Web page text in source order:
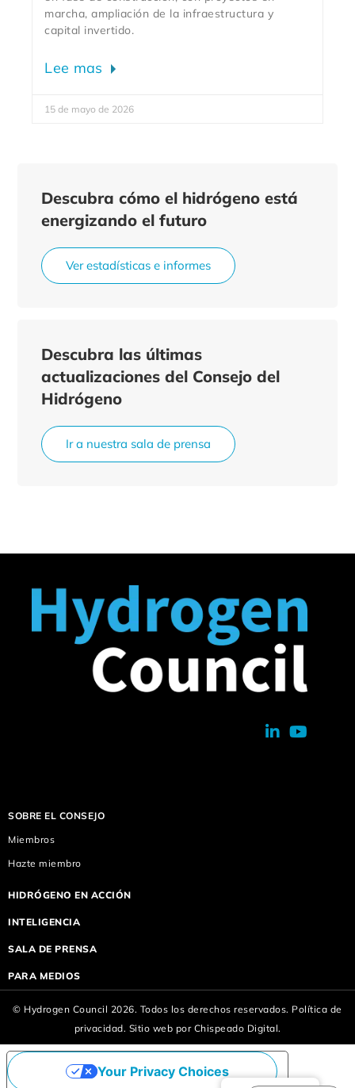
marcha, ampliación de la infraestructura y
capital invertido.
Lee mas
15 de mayo de 2026
Descubra cómo el hidrógeno está
energizando el futuro
Ver estadísticas e informes
Descubra las últimas
actualizaciones del Consejo del
Hidrógeno
Ir a nuestra sala de prensa
SOBRE EL CONSEJO
Miembros
Hazte miembro
HIDRÓGENO EN ACCIÓN
INTELIGENCIA
SALA DE PRENSA
PARA MEDIOS
© Hydrogen Council 2026. Todos los derechos reservados. Política de
privacidad. Sitio web por Chispeado Digital.
Your Privacy Choices